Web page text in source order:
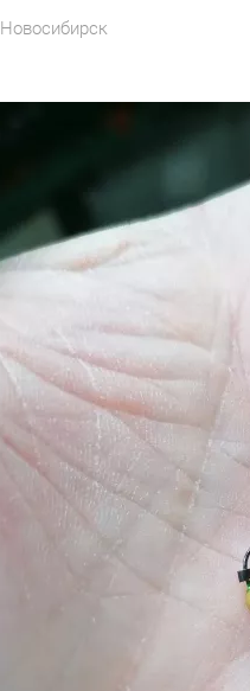
Новосибирск